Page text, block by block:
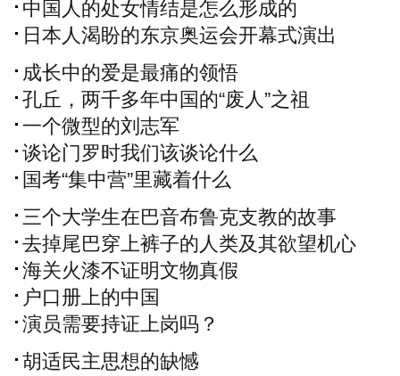
中国人的处女情结是怎么形成的
日本人渴盼的东京奥运会开幕式演出
成长中的爱是最痛的领悟
孔丘，两千多年中国的“废人”之祖
一个微型的刘志军
谈论门罗时我们该谈论什么
国考“集中营”里藏着什么
三个大学生在巴音布鲁克支教的故事
去掉尾巴穿上裤子的人类及其欲望机心
海关火漆不证明文物真假
户口册上的中国
演员需要持证上岗吗？
胡适民主思想的缺憾